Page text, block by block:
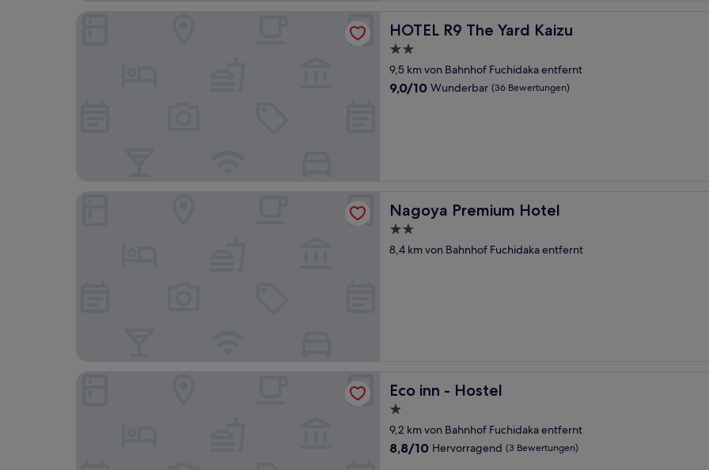
HOTEL R9 The Yard Kaizu
HOTEL R9 The Yard Kaizu
2.0-
Sterne-
Unterkunft
9,5 km von Bahnhof Fuchidaka entfernt
9.0
9,0/10 Wunderbar (36 Bewertungen)
Nagoya Premium Hotel
Nagoya Premium Hotel
2.0-
Sterne-
8,4 km von Bahnhof Fuchidaka entfernt
Eco inn - Hostel
Eco inn - Hostel
1.0-
Stern-
Unterkunft
9,2 km von Bahnhof Fuchidaka entfernt
8.8
8,8/10 Hervorragend (3 Bewertungen)